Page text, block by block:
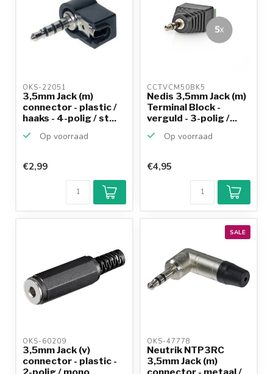
OKS-22051
3,5mm Jack (m)
connector - plastic /
haaks - 4-polig / st...
Op voorraad
€2,99
CCTVCM50BK5
Nedis 3,5mm Jack (m)
Terminal Block -
verguld - 3-polig /...
Op voorraad
€4,95
OKS-60209
3,5mm Jack (v)
connector - plastic -
SALE
OKS-47778
Neutrik NTP3RC
3,5mm Jack (m)